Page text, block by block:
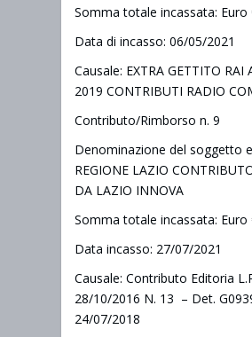
Somma totale incassata: Euro
Data di incasso: 06/05/2021
Causale: EXTRA GETTITO RAI
2019 CONTRIBUTI RADIO
Contributo/Rimborso n. 9
Denominazione del soggetto
REGIONE LAZIO
DA LAZIO INNOVA
Somma totale incassata: Euro
Data incasso: 27/07/2021
Causale: Contributo Editoria
28/10/2016 N. 13 – Det.
24/07/2018